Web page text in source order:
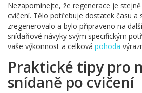
Nezapomínejte, že regenerace je
cvičení. Tělo potřebuje dostatek času a
zregenerovalo a bylo připraveno na
snídaňové návyky svým specifickým
vaše výkonnost a celková pohoda
Praktické tipy pro
snídaně po cvičení